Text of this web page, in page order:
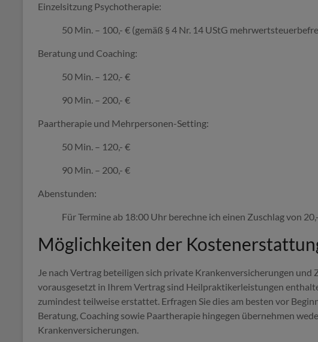
Einzelsitzung Psychotherapie:
50 Min. – 100,- € (gemäß § 4 Nr. 14 UStG
Beratung und Coaching:
50 Min. – 120,- €
90 Min. – 200,- €
Paartherapie und Mehrpersonen-Setting:
50 Min. – 120,- €
90 Min. – 200,- €
Abenstunden:
Für Termine ab 18:00 Uhr berechne ich einen Zuschlag von
Möglichkeiten der
Je nach Vertrag beteiligen sich private Krankenversicherungen und
vorausgesetzt in Ihrem Vertrag sind Heilpraktikerleistungen
zumindest teilweise erstattet. Erfragen Sie dies am besten vor
Beratung, Coaching sowie Paartherapie hingegen übernehmen
Krankenversicherungen.